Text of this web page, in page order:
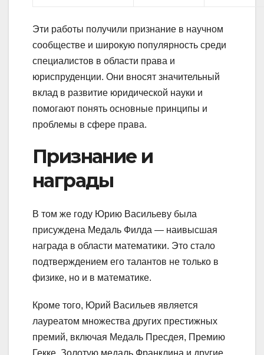
Эти работы получили признание в научном
сообществе и широкую популярность среди
специалистов в области права и
юриспруденции. Они вносят значительный
вклад в развитие юридической науки и
помогают понять основные принципы и
проблемы в сфере права.
Признание и
награды
В том же году Юрию Васильеву была
присуждена Медаль Филда — наивысшая
награда в области математики. Это стало
подтверждением его талантов не только в
физике, но и в математике.
Кроме того, Юрий Васильев является
лауреатом множества других престижных
премий, включая Медаль Пресдея, Премию
Гекке, Золотую медаль Франклина и другие.